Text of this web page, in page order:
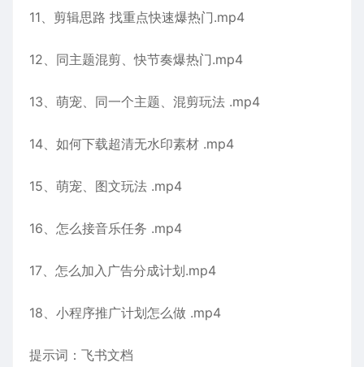
11、剪辑思路 找重点快速爆热门.mp4
12、同主题混剪、快节奏爆热门.mp4
13、萌宠、同一个主题、混剪玩法 .mp4
14、如何下载超清无水印素材 .mp4
15、萌宠、图文玩法 .mp4
16、怎么接音乐任务 .mp4
17、怎么加入广告分成计划.mp4
18、小程序推广计划怎么做 .mp4
提示词：飞书文档